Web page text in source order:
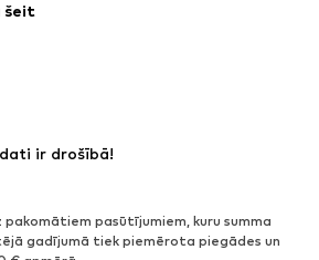
šeit
ir drošībā!
pakomātiem pasūtījumiem, kuru summa
gadījumā tiek piemērota piegādes un